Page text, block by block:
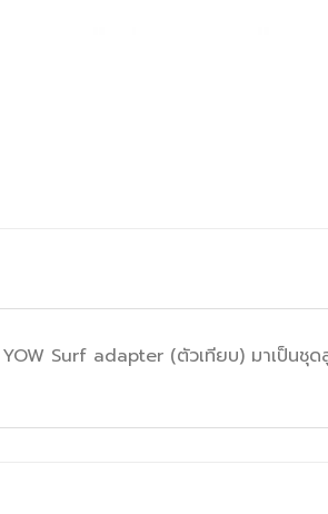
Surf adapter (ตัวเทียบ)​ มาเป็นชุ